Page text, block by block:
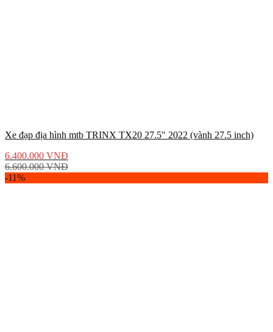
Xe đạp địa hình mtb TRINX TX20 27.5″ 2022 (vành 27.5 inch)
6.400.000 VNĐ
6.600.000VNĐ
-11%